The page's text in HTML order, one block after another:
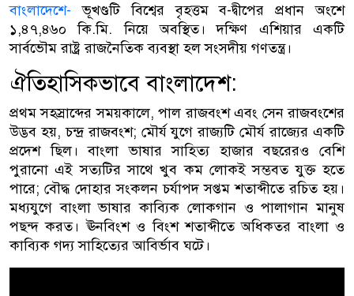
বাংলাদেশে- ভূখণ্ডটি বিশ্বের বৃহত্তম ব-দ্বীপের প্রধান অংশে
১,৪৭,৪৬০ কি.মি. নিয়ে অবস্থিত। দক্ষিণ এশিয়ার একটি
সার্বভৌম রাষ্ট্র রাজনৈতিক ব্যবস্থা হল সংসদীয় গণতন্ত্র।
ঐতিহাসিকভাবে বাংলাদেশ:
প্রথম সহস্রাব্দের সময়কালে, পাল রাজবংশ এবং সেন রাজবংশের
উদ্ভব হয়, চন্দ্র রাজবংশ; মৌর্য যুগে রাজ্যটি মৌর্য রাজ্যের একটি
প্রদেশ ছিল। বাংলা ভাষার সাহিত্য হাজার বছরেরও বেশি
পুরানো এই সত্যটির সাথে খুব কম লোকই সম্ভবত যুক্ত হতে
পারে; বৌদ্ধ দোহার সংকলন চর্যাপদ সপ্তম শতাব্দীতে রচিত হয়।
মধ্যযুগে বাংলা ভাষার কাব্যিক লোকগান ও পালাগান মানুষ
পছন্দ করত। ঊনবিংশ ও বিংশ শতাব্দীতে অধিকতর বাংলা ও
কাব্যিক গদ্য সাহিত্যের আবির্ভাব ঘটে।